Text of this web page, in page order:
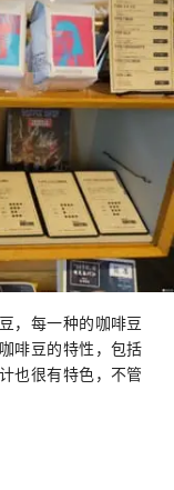
，每一种的咖啡豆
啡豆的特性，包括
也很有特色，不管